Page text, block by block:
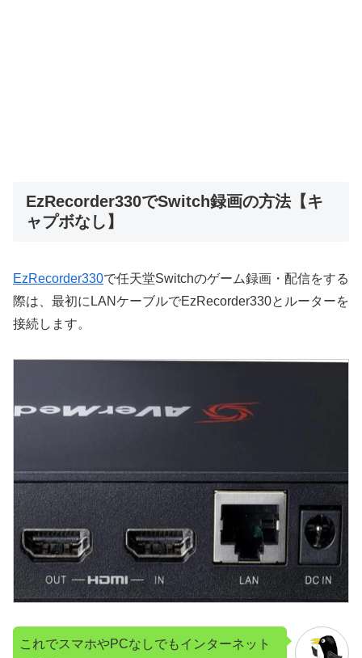
EzRecorder330でSwitch録画の方法【キ
ャプボなし】
EzRecorder330で任天堂Switchのゲーム録画・配信をする
際は、最初にLANケーブルでEzRecorder330とルーターを
接続します。
これでスマホやPCなしでもインターネット